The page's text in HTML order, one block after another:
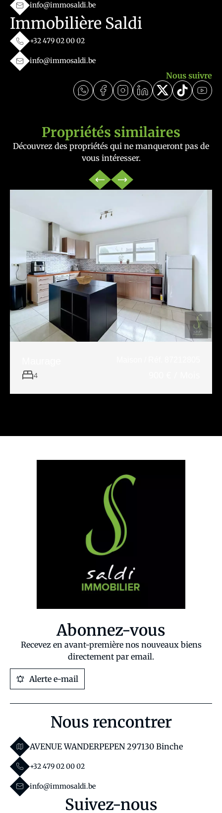
info@immosaldi.be
Immobilière Saldi
+32 479 02 00 02
info@immosaldi.be
Nous suivre
Propriétés similaires
Découvrez des propriétés qui ne manqueront pas de
vous intéresser.
4
Abonnez-vous
Recevez en avant-première nos nouveaux biens
directement par email.
Alerte e-mail
Nous rencontrer
AVENUE WANDERPEPEN 297130 Binche
+32 479 02 00 02
info@immosaldi.be
Suivez-nous